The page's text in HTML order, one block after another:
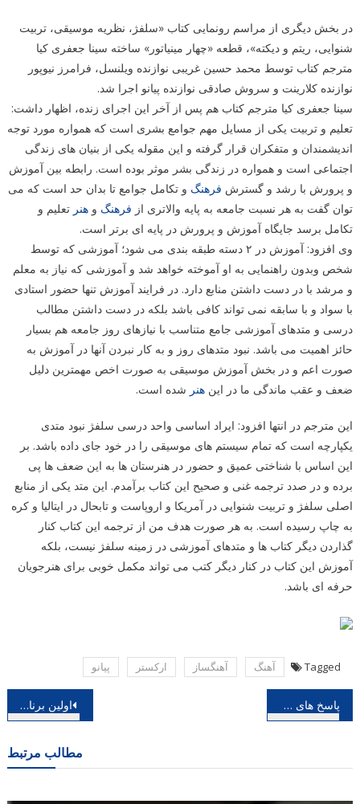
در بخش دیگری از مراسم رونمایی کتاب «سلفژ، نظریه موسیقی، تربیت
شنوایی، ریتم و دیکته»، قطعه «چهار مینیاتور» ساخته سینا جعفری کیا
مترجم کتاب توسط محمد حسین غریبی نوازنده ویلنسل، فرامرز نیوپور
نوازنده کلارینت و سروش صادقی نوازنده پیانو اجرا شد.
سینا جعفری کیا مترجم کتاب هم پس از آخر این اجرای زنده، اظهار داشت:
تعلیم و تربیت یکی از مسایل مهم جوامع بشری است که همواره مورد توجه
اندیشمندان و متفکران قرار گرفته و این مقوله یکی از بنیان های زندگی
اجتماعی است و همواره در زندگی بشر موثر بوده است. رابطه بین آموزش
و پرورش با رشد و گسترش فرهنگ و تکامل جوامع تا بدان حد است که می
توان گفت به هر نسبت جامعه به پایه والاتری از فرهنگ و هنر تعلیم و
تکامل برسد جایگاه آموزش و پرورش در پایه ای برتر است.
وی افزود: آموزش در ۲ دسته طبقه بندی می شود؛ آموزشی که توسط
شخص وبدون راهنمایی به او آموخته خواهد شد و آموزشی که نیاز به معلم
و مرشد با در دست داشتن منابع دارد. در فرایند آموزش تنها حضور استادی
با سواد و با سابقه نمی تواند کافی باشد بلکه در دست داشتن مطالب
درسی و متدهای آموزشی جامع متناسب با نیازهای روز جامعه هم بسیار
حائز اهمیت می باشد. نبود متدهای روز و به کار نبردن آنها در آموزش به
صورت اعم و در بخش آموزش موسیقی به صورت اخص مهمترین دلیل
ضعف و عقب ماندگی ما در این هنر شده است.
این مترجم در انتها افزود: ایراد اساسی واحد درسی سلفژ نبود متدی
یکپارچه است که تمام سیستم های موسیقی را در خود جای داده باشد. بر
این اساس با شناختی عمیق و حضور در هنرستان ها به این ضعف ها پی
برده و در صدد ترجمه غنی و صحیح این کتاب برآمدم. این متد یکی از منابع
اصلی سلفژ و تربیت شنوایی در آمریکا و اروپاست و تابحال در ایتالیا و کره
به چاپ رسیده است. به هر صورت هدف من از ترجمه این کتاب کنار
گذاردن دیگر کتاب ها و متدهای آموزشی در زمینه سلفژ نیست، بلکه
آموزش این کتاب در کنار دیگر کتب می تواند مکمل خوبی برای هنرجویان
حرفه ای باشد.
Tagged آهنگ آهنگساز اركستر پیانو
راهبری
اولین برنامه پاییزی ارکستر سمفونیک تهران پاسخ های وزیر ارشاد به چند سوال
مطالب مرتبط